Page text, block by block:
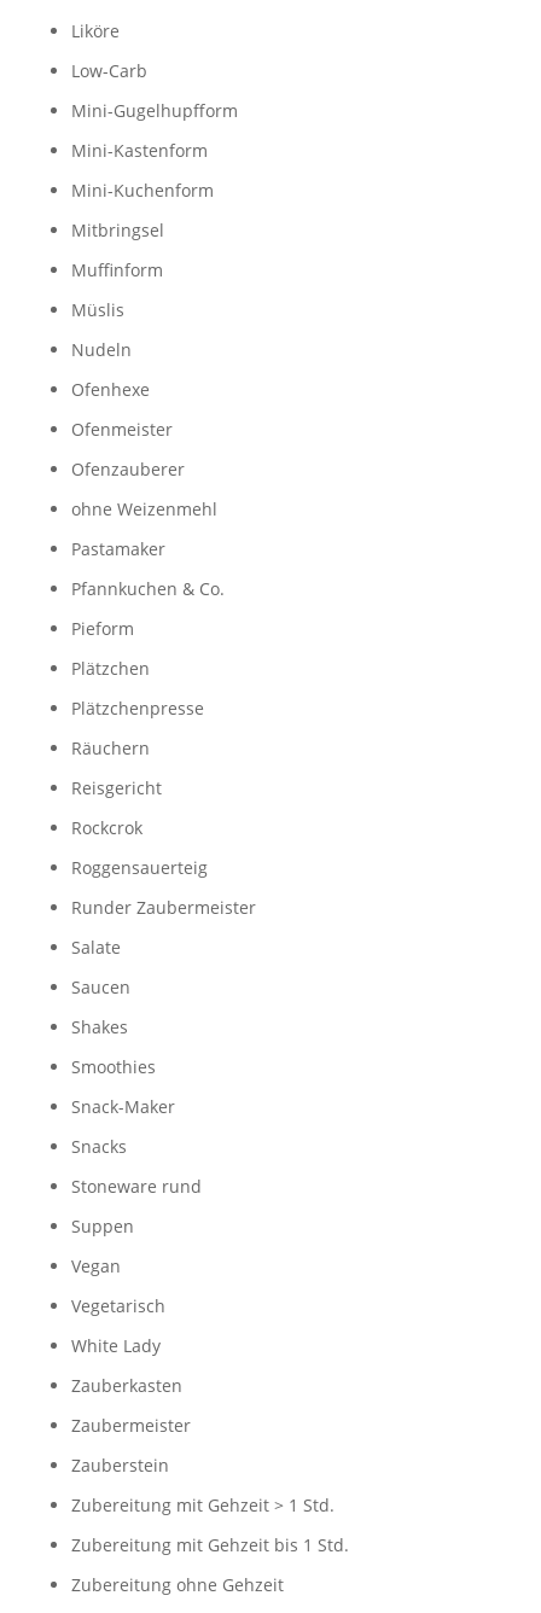
Liköre
Low-Carb
Mini-Gugelhupfform
Mini-Kastenform
Mini-Kuchenform
Mitbringsel
Muffinform
Müslis
Nudeln
Ofenhexe
Ofenmeister
Ofenzauberer
ohne Weizenmehl
Pastamaker
Pfannkuchen & Co.
Pieform
Plätzchen
Plätzchenpresse
Räuchern
Reisgericht
Rockcrok
Roggensauerteig
Runder Zaubermeister
Salate
Saucen
Shakes
Smoothies
Snack-Maker
Snacks
Stoneware rund
Suppen
Vegan
Vegetarisch
White Lady
Zauberkasten
Zaubermeister
Zauberstein
Zubereitung mit Gehzeit > 1 Std.
Zubereitung mit Gehzeit bis 1 Std.
Zubereitung ohne Gehzeit